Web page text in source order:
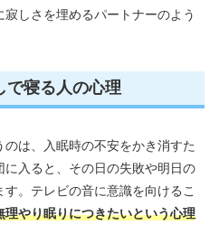
しさを埋めるパートナーのよう
で寝る人の心理
は、入眠時の不安をかき消すた
入ると、その日の失敗や明日の
。テレビの音に意識を向けるこ
やり眠りにつきたいという心理